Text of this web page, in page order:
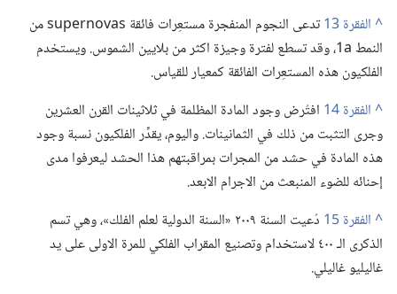
^
تدعى النجوم المنفجرة مستعِرات فائقة supernovas من
النمط 1a،‏ وقد تسطع لفترة وجيزة اكثر من بلايين الشموس.‏ ويستخدم
الفلكيون هذه المستعِرات الفائقة كمعيار للقياس.‏
^
افتُرض وجود المادة المظلمة في ثلاثينات القرن العشرين
وجرى التثبت من ذلك في الثمانينات.‏ واليوم،‏ يقدِّر الفلكيون نسبة وجود
هذه المادة في حشد من المجرات بمراقبتهم هذا الحشد ليعرفوا مدى
إحنائه للضوء المنبعث من الاجرام الابعد.‏
^
دُعيت السنة ٢٠٠٩ «السنة الدولية لعلم الفلك»،‏ وهي تسم
الذكرى الـ‍ ٤٠٠ لاستخدام وتصنيع المقراب الفلكي للمرة الاولى على يد
غاليليو غاليلي.‏